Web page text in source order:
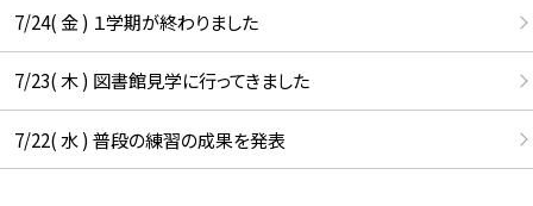
7/24( 金 ) １学期が終わりました
7/23( 木 ) 図書館見学に行ってきました
7/22( 水 ) 普段の練習の成果を発表